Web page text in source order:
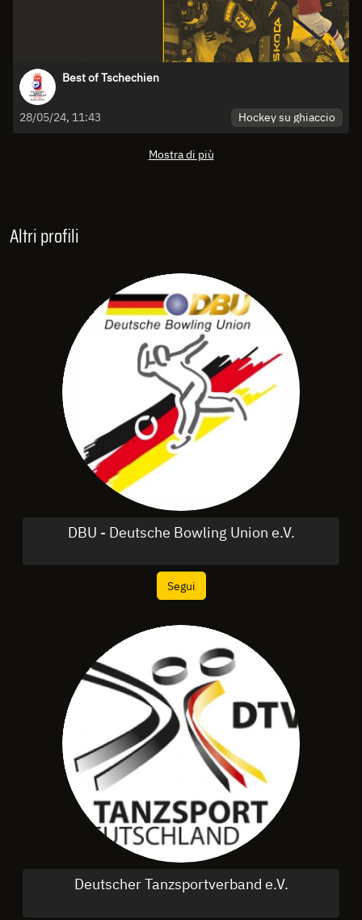
Best of Tschechien
28/05/24, 11:43 Hockey su ghiaccio
Mostra di più
Altri profili
DBU - Deutsche Bowling Union e.V.
Segui
Deutscher Tanzsportverband e.V.